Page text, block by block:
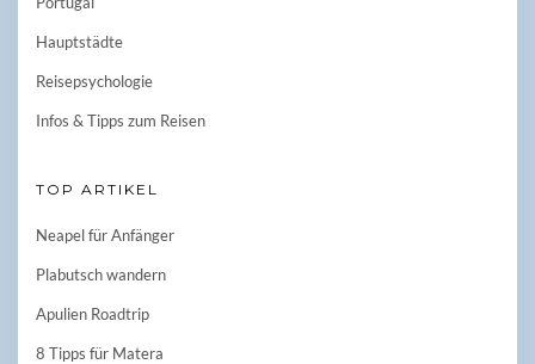
Hauptstädte
Reisepsychologie
Infos & Tipps zum Reisen
TOP ARTIKEL
Neapel für Anfänger
Plabutsch wandern
Apulien Roadtrip
8 Tipps für Matera